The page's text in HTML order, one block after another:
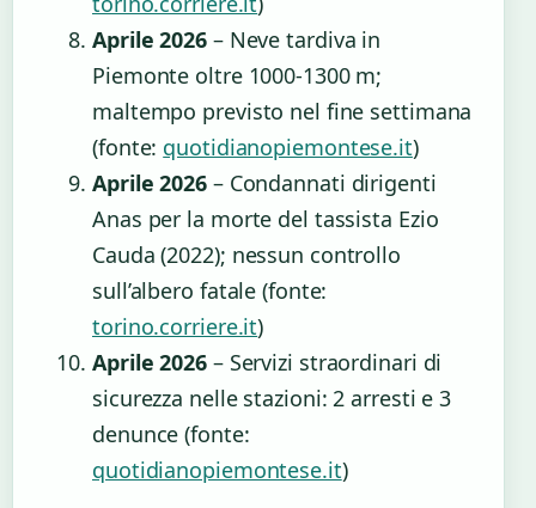
Aprile 2026– Neve tardiva in
Piemonte oltre 1000-1300 m;
maltempo previsto nel fine settimana
(fonte: quotidianopiemontese.it)
Aprile 2026– Condannati dirigenti
Anas per la morte del tassista Ezio
Cauda (2022); nessun controllo
sull’albero fatale (fonte:
torino.corriere.it)
Aprile 2026– Servizi straordinari di
sicurezza nelle stazioni: 2 arresti e 3
denunce (fonte:
quotidianopiemontese.it)